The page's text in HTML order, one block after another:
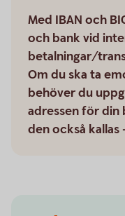
Med IBAN och
och bank vid
betalningar/
Om du ska ta
behöver du
adressen för din
den också